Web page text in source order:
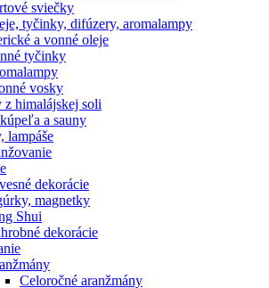
sviečky
tyčinky, difúzery, aromalampy
a vonné oleje
tyčinky
vosky
z himalájskej soli
a sauny
lampáše
dekorácie
magnetky
Shui
dekorácie
Celoročné aranžmány